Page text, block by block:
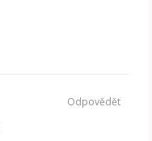
Odpovědět